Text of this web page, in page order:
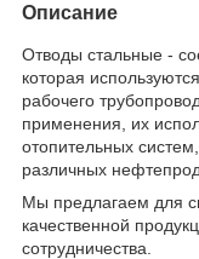
Описание
Отводы стальные -
которая
рабочего
применения, их
отопительных
различных
Мы предлагаем для
качественной
сотрудничества.